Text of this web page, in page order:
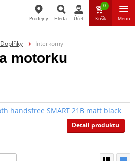
Prodejny Hledat Účet
0
Košík Menu
Doplňky Interkomy
motorku
handsfree SMART 21B matt black
Detail produktu